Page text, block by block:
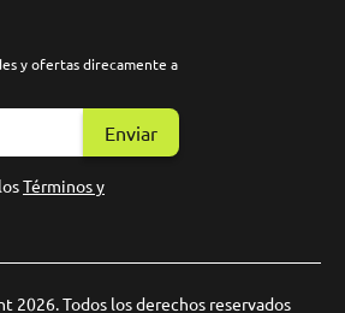
y ofertas direcamente a
Enviar
Términos y
2026. Todos los derechos reservados